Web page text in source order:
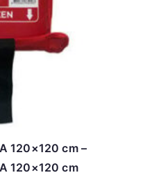
120×120 cm –
120×120 cm